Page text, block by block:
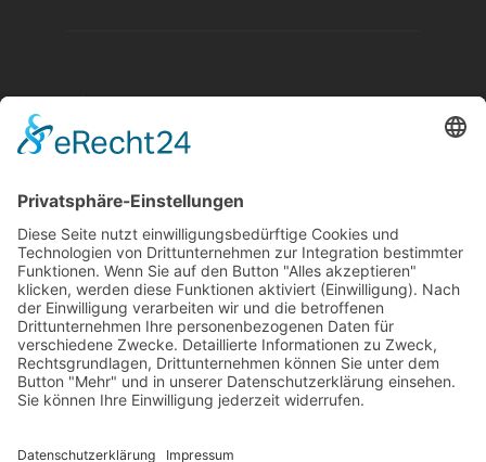
Aktuelle Nachrichten aus dem MKK-Kreis.
Kontaktiere uns:team@mkk-echo.de
JetztBericht einreichen
Folge uns auf SocialMedia